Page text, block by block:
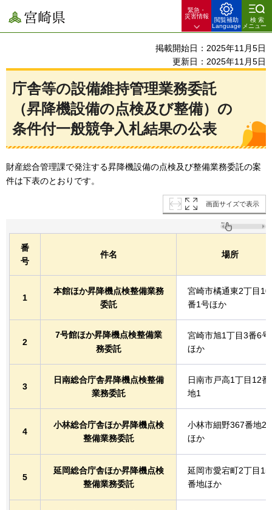
宮崎県
緊急・
災害情報
閲覧補助
Language
検索
メニュー
掲載開始日：2025年11月5日
更新日：2025年11月5日
庁舎等の設備維持管理業務委託
（昇降機設備の点検及び整備）の
条件付一般競争入札結果の公表
財産総合管理課で発注する昇降機設備の点検及び整備業務委託の案
件は下表のとおりです。
画面サイズで表示
番
号
件名 場所
1
本館ほか昇降機点検整備業務
委託
宮崎市橘通東2丁目10
番1号ほか
2
7号館ほか昇降機点検整備業
務委託
宮崎市旭1丁目3番6号
ほか
3
日南総合庁舎昇降機点検整備
業務委託
日南市戸高1丁目12番
地1
4
小林総合庁舎ほか昇降機点検
整備業務委託
小林市細野367番地2
ほか
5
延岡総合庁舎ほか昇降機点検
整備業務委託
延岡市愛宕町2丁目15
番地ほか